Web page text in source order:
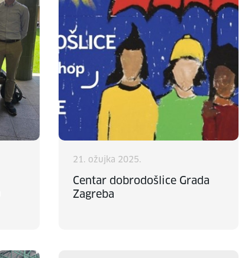
21. ožujka 2025.
Centar dobrodošlice Grada
Zagreba